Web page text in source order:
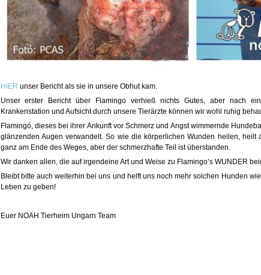
HIER unser Bericht als sie in unsere Obhut kam.
Unser erster Bericht über Flamingo verhieß nichts Gutes, aber nach
Krankenstation und Aufsicht durch unsere Tierärzte können wir wohl ruhig
Flamingó, dieses bei ihrer Ankunft vor Schmerz und Angst wimmernde
glänzenden Augen verwandelt. So wie die körperlichen Wunden heilen, heilt
ganz am Ende des Weges, aber der schmerzhafte Teil ist überstanden.
Wir danken allen, die auf irgendeine Art und Weise zu Flamingo’s WUNDER
Bleibt bitte auch weiterhin bei uns und helft uns noch mehr solchen Hunden
Leben zu geben!
Euer NOAH Tierheim Ungarn Team